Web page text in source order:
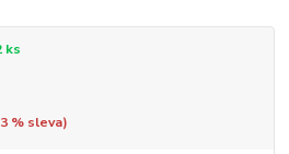
ks
% sleva)